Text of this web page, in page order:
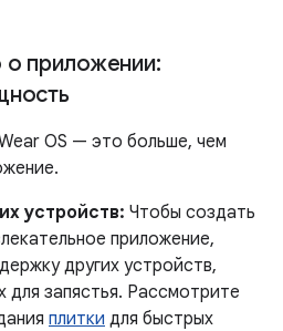
о приложении:
OS — это больше, чем
устройств: Чтобы создать
приложение,
других устройств,
для запястья. Рассмотрите
плитки для быстрых